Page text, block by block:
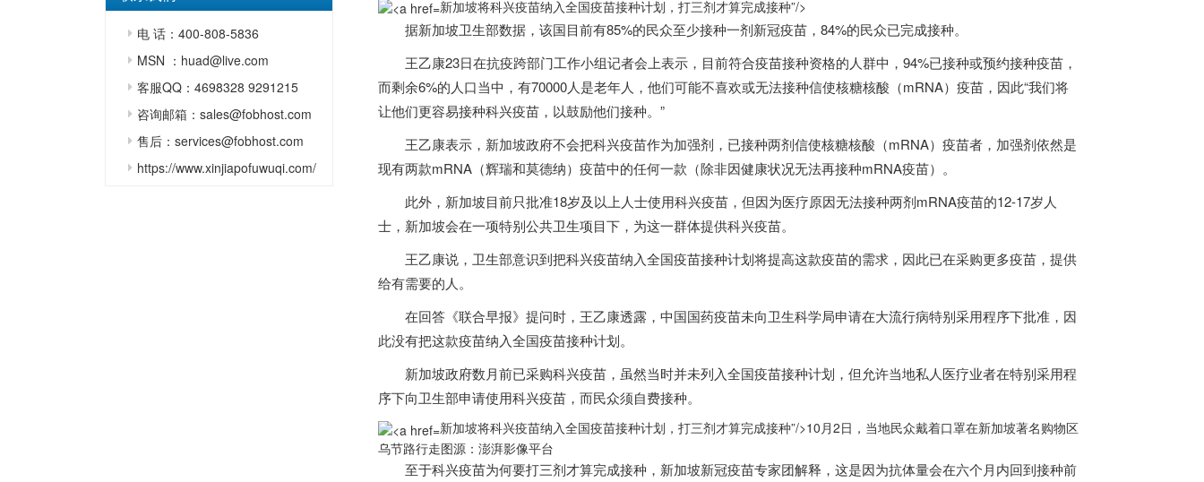
电 话：400-808-5836
MSN ：huad@live.com
客服QQ：4698328 9291215
咨询邮箱：sales@fobhost.com
售后：services@fobhost.com
https://www.xinjiapofuwuqi.com/
新加坡将科兴疫苗纳入全国疫苗接种计划，打三剂才算完成接种”/>
据新加坡卫生部数据，该国目前有85%的民众至少接种一剂新冠疫苗，84%的民众已完成接种。
王乙康23日在抗疫跨部门工作小组记者会上表示，目前符合疫苗接种资格的人群中，94%已接种或预约接种疫苗，
而剩余6%的人口当中，有70000人是老年人，他们可能不喜欢或无法接种信使核糖核酸（mRNA）疫苗，因此“我们将
让他们更容易接种科兴疫苗，以鼓励他们接种。”
王乙康表示， 新加坡政府不会把科兴疫苗作为加强剂，已接种两剂信使核糖核酸（mRNA）疫苗者，加强剂依然是
现有两款mRNA（辉瑞和莫德纳）疫苗中的任何一款（除非因健康状况无法再接种mRNA疫苗）。
此外， 新加坡目前只批准18岁及以上人士使用科兴疫苗，但因为医疗原因无法接种两剂mRNA疫苗的12-17岁人
士， 新加坡会在一项特别公共卫生项目下，为这一群体提供科兴疫苗。
王乙康说，卫生部意识到把科兴疫苗纳入全国疫苗接种计划将提高这款疫苗的需求，因此已在采购更多疫苗，提供
给有需要的人。
在回答《联合早报》提问时，王乙康透露，中国国药疫苗未向卫生科学局申请在大流行病特别采用程序下批准，因
此没有把这款疫苗纳入全国疫苗接种计划。
新加坡政府数月前已采购科兴疫苗，虽然当时并未列入全国疫苗接种计划，但允许当地私人医疗业者在特别采用程
序下向卫生部申请使用科兴疫苗，而民众须自费接种。
新加坡将科兴疫苗纳入全国疫苗接种计划，打三剂才算完成接种”/>10月2日，当地民众戴着口罩在新加坡著名购物区
乌节路行走图源：澎湃影像平台
至于科兴疫苗为何要打三剂才算完成接种， 新加坡新冠疫苗专家团解释，这是因为抗体量会在六个月内回到接种前